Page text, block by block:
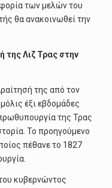
των μελών του
θα ανακοινωθεί την
της Λιζ Τρας στην
της από τον
έξι εβδομάδες
της Τρας
Το προηγούμενο
πέθανε το 1827
κυβερνώντος